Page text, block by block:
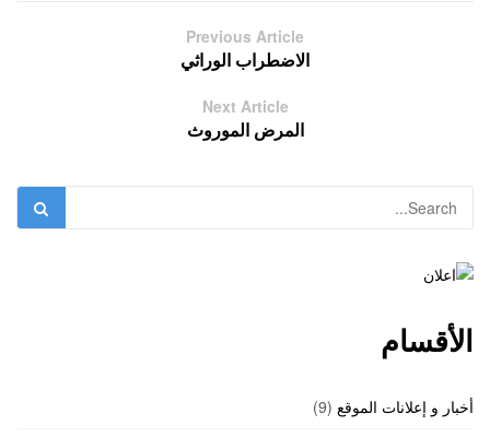
Previous Article
الاضطراب الوراثي
Next Article
المرض الموروث
الأقسام
أخبار و إعلانات الموقع (9)